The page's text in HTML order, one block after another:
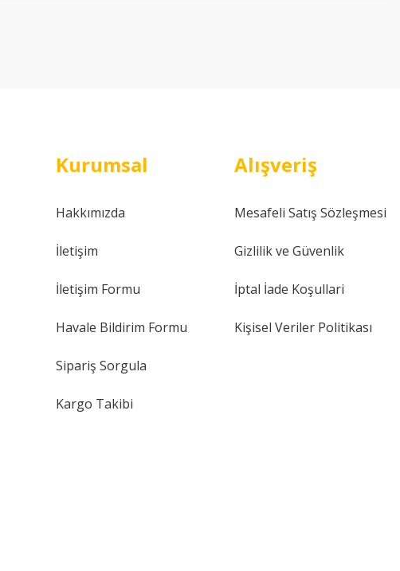
Kurumsal
Hakkımızda
İletişim
İletişim Formu
Havale Bildirim Formu
Sipariş Sorgula
Kargo Takibi
Alışveriş
Mesafeli Satış Sözleşmesi
Gizlilik ve Güvenlik
İptal İade Koşullari
Kişisel Veriler Politikası